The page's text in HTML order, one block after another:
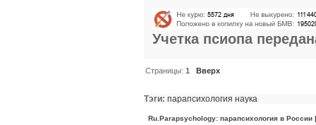
Учетка псиопа
Страницы:1 Вверх
Тэги: парапсихология наука
Ru.Parapsychology: парапсихология в